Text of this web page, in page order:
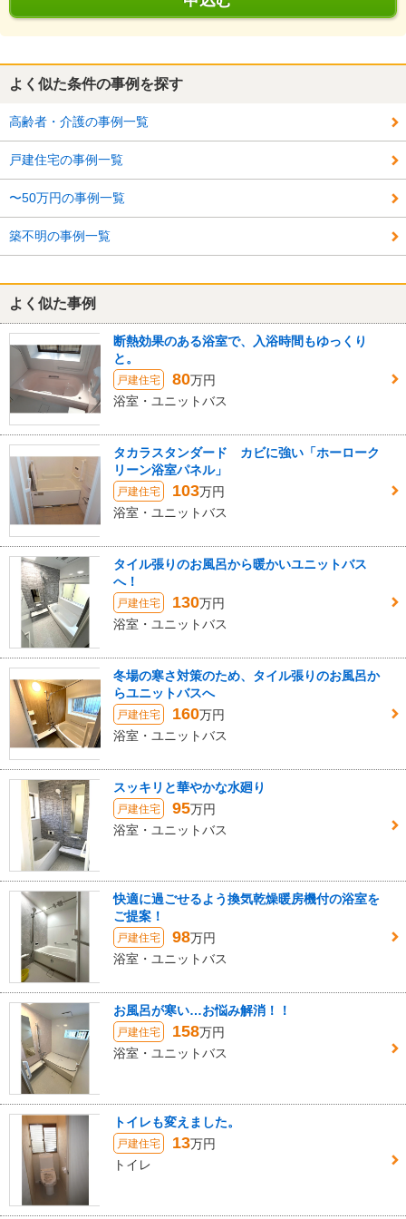
よく似た条件の事例を探す
高齢者・介護の事例一覧
戸建住宅の事例一覧
〜50万円の事例一覧
築不明の事例一覧
よく似た事例
断熱効果のある浴室で、入浴時間もゆっくり
と。
戸建住宅 80万円
浴室・ユニットバス
タカラスタンダード カビに強い「ホーローク
リーン浴室パネル」
戸建住宅 103万円
浴室・ユニットバス
タイル張りのお風呂から暖かいユニットバス
へ！
戸建住宅 130万円
浴室・ユニットバス
冬場の寒さ対策のため、タイル張りのお風呂か
らユニットバスへ
戸建住宅 160万円
浴室・ユニットバス
スッキリと華やかな水廻り
戸建住宅 95万円
浴室・ユニットバス
快適に過ごせるよう換気乾燥暖房機付の浴室を
ご提案！
戸建住宅 98万円
浴室・ユニットバス
お風呂が寒い…お悩み解消！！
戸建住宅 158万円
浴室・ユニットバス
トイレも変えました。
戸建住宅 13万円
トイレ